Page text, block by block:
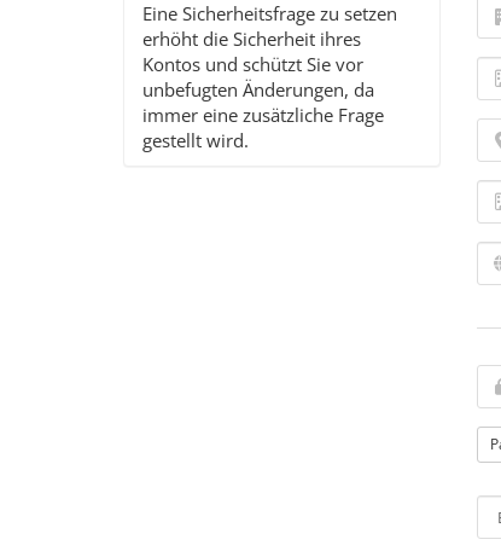
Eine Sicherheitsfrage zu setzen
erhöht die Sicherheit ihres
Kontos und schützt Sie vor
unbefugten Änderungen, da
immer eine zusätzliche Frage
gestellt wird.